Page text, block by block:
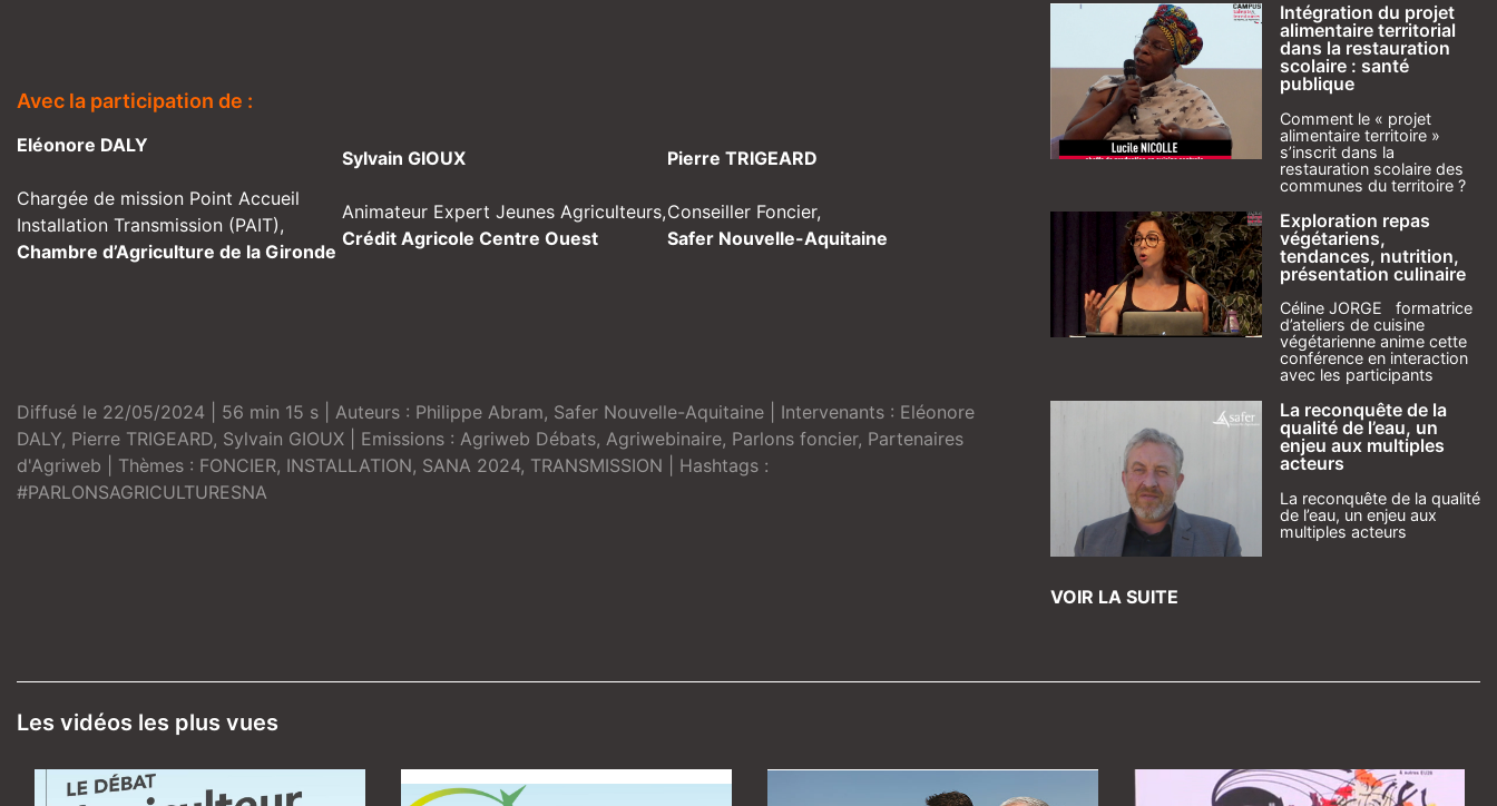
Avec la participation de :
Eléonore DALY
Chargée de mission Point Accueil
Installation Transmission (PAIT),
Chambre d’Agriculture de la Gironde
Sylvain GIOUX
Animateur Expert Jeunes Agriculteurs,
Crédit Agricole Centre Ouest
Pierre TRIGEARD
Conseiller Foncier,
Safer Nouvelle-Aquitaine
Diffusé le 22/05/2024 | 56 min 15 s | Auteurs : Philippe Abram, Safer Nouvelle-Aquitaine | Intervenants : Eléonore
DALY, Pierre TRIGEARD, Sylvain GIOUX | Emissions : Agriweb Débats, Agriwebinaire, Parlons foncier, Partenaires
d'Agriweb | Thèmes : FONCIER, INSTALLATION, SANA 2024, TRANSMISSION | Hashtags :
#PARLONSAGRICULTURESNA
Intégration du projet
alimentaire territorial
dans la restauration
scolaire : santé
publique
Comment le « projet
alimentaire territoire »
s’inscrit dans la
restauration scolaire des
communes du territoire ?
Exploration repas
végétariens,
tendances, nutrition,
présentation culinaire
Céline JORGE formatrice
d’ateliers de cuisine
végétarienne anime cette
conférence en interaction
avec les participants
La reconquête de la
qualité de l’eau, un
enjeu aux multiples
acteurs
La reconquête de la qualité
de l’eau, un enjeu aux
multiples acteurs
VOIR LA SUITE
Les vidéos les plus vues